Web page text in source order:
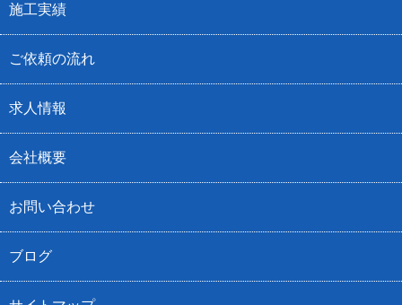
施工実績
ご依頼の流れ
求人情報
会社概要
お問い合わせ
ブログ